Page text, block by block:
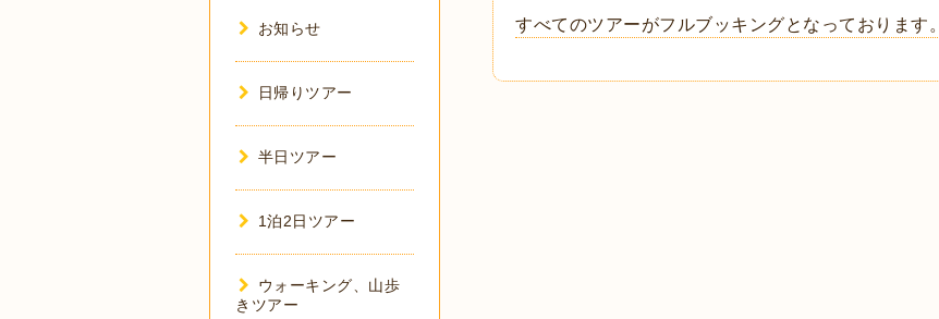
すべてのツアーがフルブッキングとなっております。
お知らせ
日帰りツアー
半日ツアー
1泊2日ツアー
ウォーキング、山歩
きツアー